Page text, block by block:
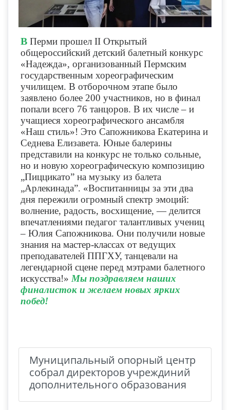
В Перми прошел II Открытый
общероссийский детский балетный конкурс
«Надежда», организованный Пермским
государственным хореографическим
училищем. В отборочном этапе было
заявлено более 200 участников, но в финал
попали всего 76 танцоров. В их числе – и
учащиеся хореографического ансамбля
«Наш стиль»! Это Сапожникова Екатерина и
Седнева Елизавета. Юные балерины
представили на конкурс не только сольные,
но и новую хореографическую композицию
„Пиццикато” на музыку из балета
„Арлекинада”. «Воспитанницы за эти два
дня пережили огромный спектр эмоций:
волнение, радость, восхищение, — делится
впечатлениями педагог талантливых учениц
– Юлия Сапожникова. Они получили новые
знания на мастер-классах от ведущих
преподавателей ППГХУ, танцевали на
легендарной сцене перед мэтрами балетного
искусства!» Мы поздравляем наших
финалисток и желаем новых ярких
побед!
Муниципальный опорный центр
собрал директоров учреждиний
дополнительного образования